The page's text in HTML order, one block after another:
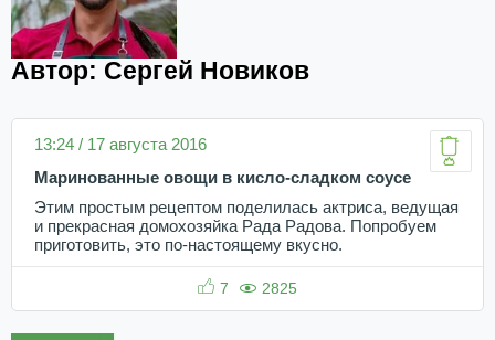
Автор: Сергей Новиков
13:24 / 17 августа 2016
Маринованные овощи в кисло-сладком соусе
Этим простым рецептом поделилась актриса, ведущая
и прекрасная домохозяйка Рада Радова. Попробуем
приготовить, это по-настоящему вкусно.
7 2825